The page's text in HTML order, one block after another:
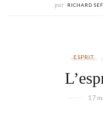
par RICHARD
ESPRIT
17